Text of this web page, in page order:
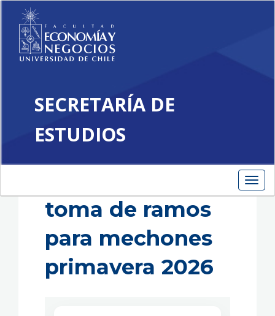
SECRETARÍA DE
ESTUDIOS
toma de ramos
para mechones
primavera 2026